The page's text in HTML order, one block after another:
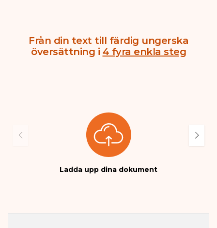
Från din text till färdig ungerska
översättning i 4 fyra enkla steg
Ladda upp dina dokument